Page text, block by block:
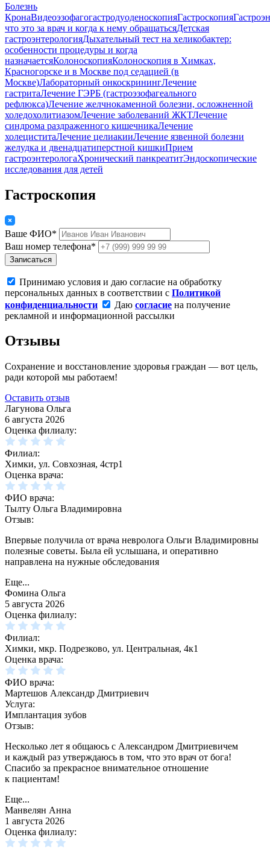
Болезнь
КронаВидеоэзофагогастродуоденоскопияГастроскопия
что это за врач и когда к нему обращатьсяДетская
гастроэнтерологияДыхательный тест на хеликобактер:
особенности процедуры и когда
назначаетсяКолоноскопияКолоноскопия в Химках,
Красногорске и в Москве под седацией (в
Москве)Лабораторный онкоскринингЛечение
гастритаЛечение ГЭРБ (гастроэзофагеального
рефлюкса)Лечение желчнокаменной болезни, осложненной
холедохолитиазомЛечение заболеваний ЖКТЛечение
синдрома раздраженного кишечникаЛечение
холециститаЛечение целиакииЛечение язвенной болезни
желудка и двенадцатиперстной кишкиПрием
гастроэнтерологаХронический панкреатитЭндоскопические
исследования для детей
Гастроскопия
Ваше ФИО*
Ваш номер телефона*
Записаться
Принимаю условия и даю согласие на обработку
персональных данных в соответствии с Политикой
конфиденциальности
Даю согласие на получение
рекламной и информационной рассылки
Отзывы
Сохранение и восстановление здоровья граждан — вот цель,
ради которой мы работаем!
Оставить отзыв
Лагунова Ольга
6 августа 2026
Оценка филиалу:
Филиал:
Химки, ул. Совхозная, 4стр1
Оценка врача:
ФИО врача:
Тылту Ольга Владимировна
Отзыв:
Впервые получила от врача невролога Ольги Владимировны
полезные советы. Была ей услышана, и оперативно
направлена на нужные обследования
Еще...
Фомина Ольга
5 августа 2026
Оценка филиалу:
Филиал:
Химки, мкр. Подрезково, ул. Центральная, 4к1
Оценка врача:
ФИО врача:
Мартешов Александр Дмитриевич
Услуга:
Имплантация зубов
Отзыв:
Несколько лет я общаюсь с Александром Дмитриевичем
и каждый раз утверждаюсь в том, что это врач от бога!
Спасибо за прекрасное внимательное отношение
к пациентам!
Еще...
Манвелян Анна
1 августа 2026
Оценка филиалу: